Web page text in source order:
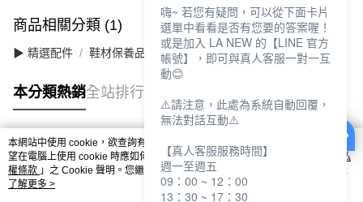
商品相關分類 (1)
▶ 精選配件 鞋材保養品
本分類熱銷全站排行
熱門標籤
本網站中使用 cookie，欲查詢有關本網站使用 cookie 方式之詳情，及若您不希
望在電腦上使用 cookie 時應如何變更電腦的 cookie 設定，請參閱本網站「
隱私
權條款 」之 Cookie 聲明。您繼續使用本網站即表示您同意本公司得按本網站使
用條款之 Cookie 聲明使用 cookie。
了解更多 >
嗨~ 若您有疑問，可以從下面卡片
選單中看看是否有您要的答案喔！
或是加入 LA NEW 的【LINE 官方
帳號】，即可與真人客服一對一互
動😊
⚠️請注意，此處為系統自動回覆，
無法對話互動⚠️
【真人客服服務時間】
週一至週五
09：00 ~ 12：00
13：30 ~ 17：30